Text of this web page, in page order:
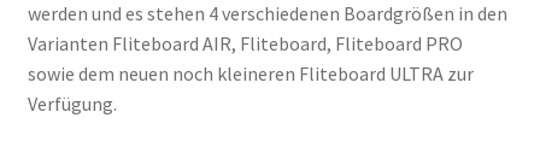
werden und es stehen 4 verschiedenen Boardgrößen in den
Varianten Fliteboard AIR, Fliteboard, Fliteboard PRO
sowie dem neuen noch kleineren Fliteboard ULTRA zur
Verfügung.